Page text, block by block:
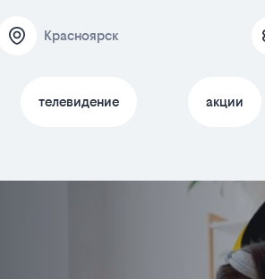
Красноярск
телевидение акции